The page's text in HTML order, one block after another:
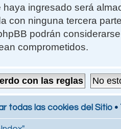
ingresado será
con ninguna tercera
podrán
comprometidos.
todas las cookies del Sitio